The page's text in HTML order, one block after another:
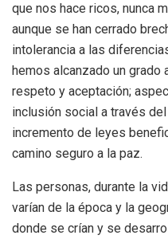
que nos hace ricos, nunca
aunque se han cerrado
intolerancia a las
hemos alcanzado un grado
respeto y aceptación;
inclusión social a través
incremento de leyes
camino seguro a la paz.
Las personas, durante la
varían de la época y la
donde se crían y se